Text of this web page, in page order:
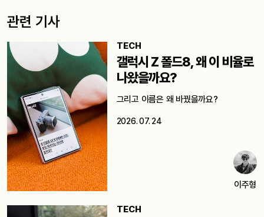
관련 기사
TECH
갤럭시 Z 폴드8, 왜 이 비율로
나왔을까요?
그리고 이름은 왜 바꿨을까요?
2026. 07. 24
이주형
TECH